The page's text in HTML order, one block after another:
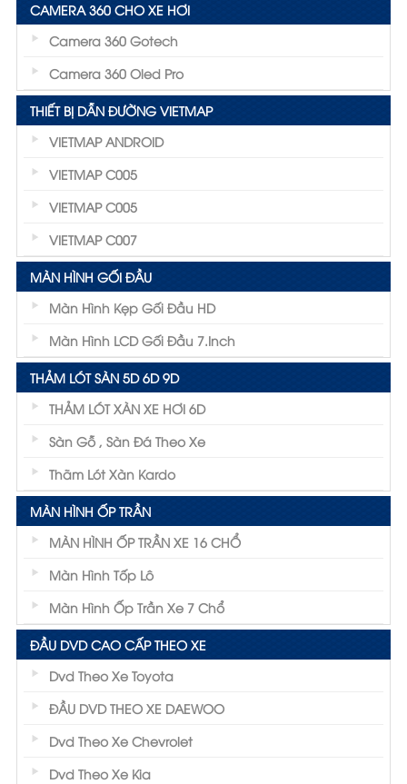
CAMERA 360 CHO XE HƠI
Camera 360 Gotech
Camera 360 Oled Pro
THIẾT BỊ DẪN ĐƯỜNG VIETMAP
VIETMAP ANDROID
VIETMAP C005
VIETMAP C005
VIETMAP C007
MÀN HÌNH GỐI ĐẦU
Màn Hình Kẹp Gối Đầu HD
Màn Hình LCD Gối Đầu 7.inch
THẢM LÓT SÀN 5D 6D 9D
THẢM LÓT XÀN XE HƠI 6D
Sàn Gỗ , Sàn Đá Theo Xe
Thãm Lót Xàn Kardo
MÀN HÌNH ỐP TRẦN
MÀN HÌNH ỐP TRẦN XE 16 CHỔ
Màn Hình Tốp Lô
Màn Hình Ốp Trần Xe 7 Chổ
ĐẦU DVD CAO CẤP THEO XE
Dvd Theo Xe Toyota
ĐẦU DVD THEO XE DAEWOO
Dvd Theo Xe Chevrolet
Dvd Theo Xe Kia